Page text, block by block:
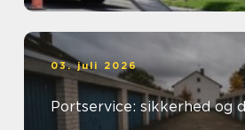
03. juli 2026
Portservice: sikkerhed og